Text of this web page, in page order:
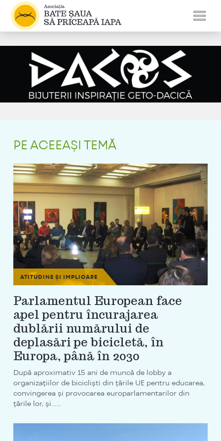
PE ACEEAȘI TEMĂ
ATITUDINE ȘI IMPLICARE
Parlamentul European face
apel pentru încurajarea
dublării numărului de
deplasări pe bicicletă, în
Europa, până în 2030
După aproximativ 15 ani de muncă de lobby a
organizațiilor de bicicliști din țările UE pentru educarea,
convingerea și provocarea europarlamentarilor din
țările lor, și…...